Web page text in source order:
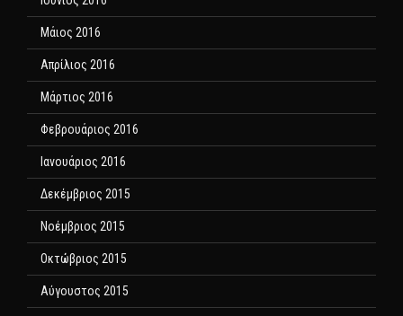
Μάιος 2016
Απρίλιος 2016
Μάρτιος 2016
Φεβρουάριος 2016
Ιανουάριος 2016
Δεκέμβριος 2015
Νοέμβριος 2015
Οκτώβριος 2015
Αύγουστος 2015